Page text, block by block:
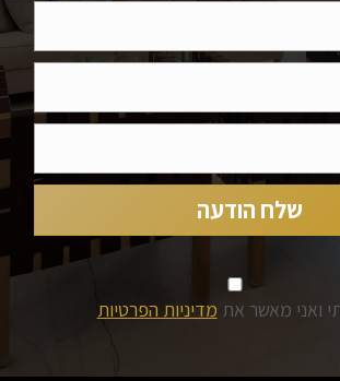
ואני מאשר את מדיניות הפרטיות